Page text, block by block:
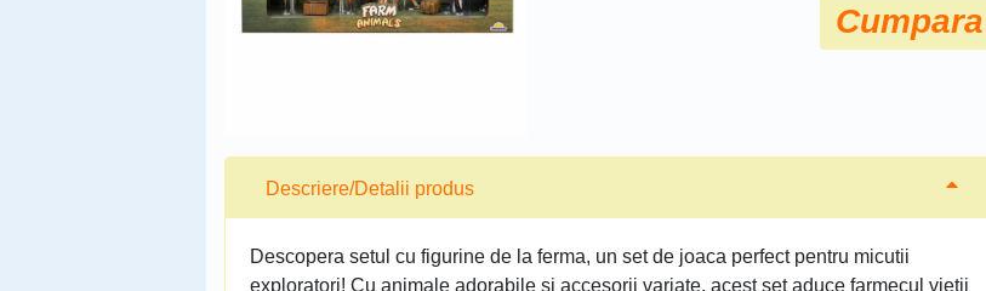
Cumpara
Descriere/Detalii produs
Descopera setul cu figurine de la ferma, un set de joaca perfect pentru micutii
exploratori! Cu animale adorabile si accesorii variate, acest set aduce farmecul vietii